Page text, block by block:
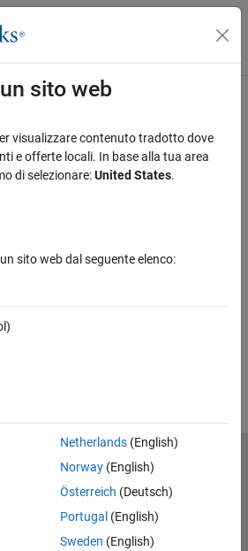
menu di navigazione
useful was this information?
sito web
visualizzare contenuto tradotto dove
e offerte locali. In base alla tua area
di selezionare:United States.
sito web dal seguente elenco:
Netherlands(English)
Norway(English)
Österreich (Deutsch)
Portugal (English)
Sweden (English)
Informativa sulla privacy
Contatti
Inc.